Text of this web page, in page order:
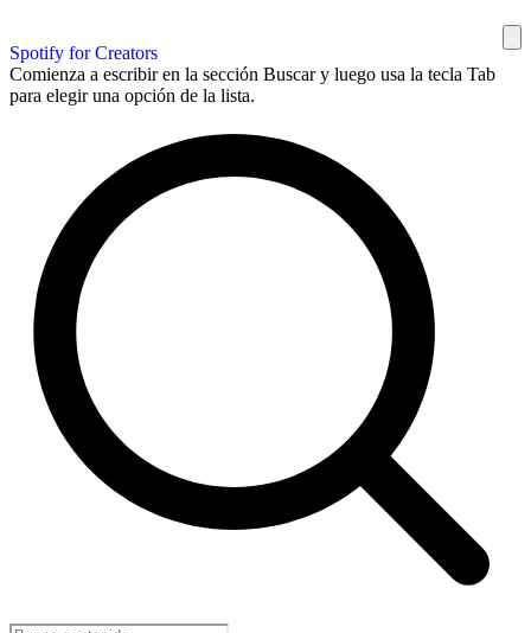
Spotify for Creators
Comienza a escribir en la sección Buscar y luego usa la tecla Tab
para elegir una opción de la lista.